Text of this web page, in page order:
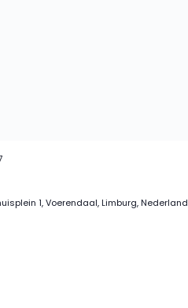
1, Voerendaal, Limburg, Nederland